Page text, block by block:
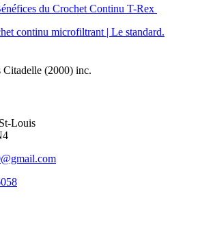
du Crochet Continu T-Rex
continu microfiltrant | Le standard.
Louis